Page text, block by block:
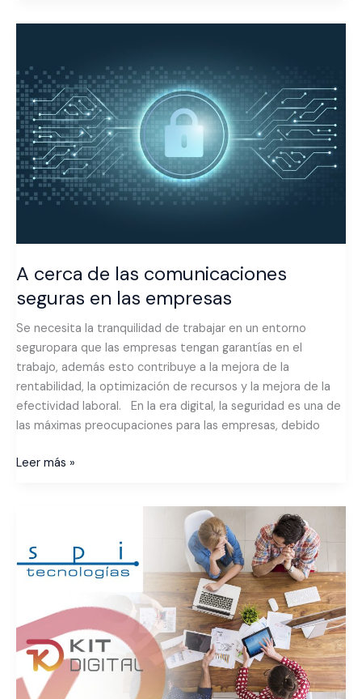
A cerca de las comunicaciones
seguras en las empresas
Se necesita la tranquilidad de trabajar en un entorno
seguropara que las empresas tengan garantías en el
trabajo, además esto contribuye a la mejora de la
rentabilidad, la optimización de recursos y la mejora de la
efectividad laboral. En la era digital, la seguridad es una de
las máximas preocupaciones para las empresas, debido
de
las
comunicaciones
seguras
en
las
empresas
Leer más »
Kit
interesante
subvención
para